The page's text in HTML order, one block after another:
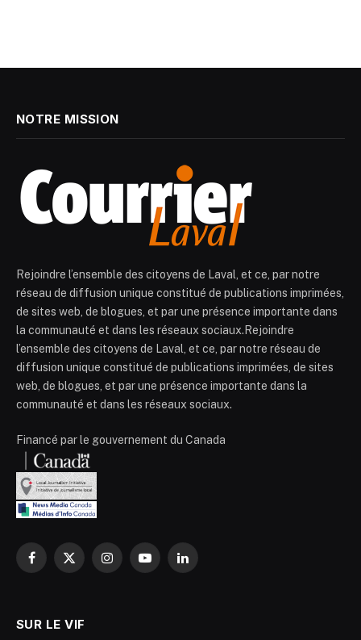
NOTRE MISSION
Rejoindre l’ensemble des citoyens de Laval, et ce, par notre
réseau de diffusion unique constitué de publications imprimées,
de sites web, de blogues, et par une présence importante dans
la communauté et dans les réseaux sociaux.Rejoindre
l’ensemble des citoyens de Laval, et ce, par notre réseau de
diffusion unique constitué de publications imprimées, de sites
web, de blogues, et par une présence importante dans la
communauté et dans les réseaux sociaux.
Financé par le gouvernement du Canada
Facebook
X
InstagramYouTubeLinkedIn
SUR LE VIF